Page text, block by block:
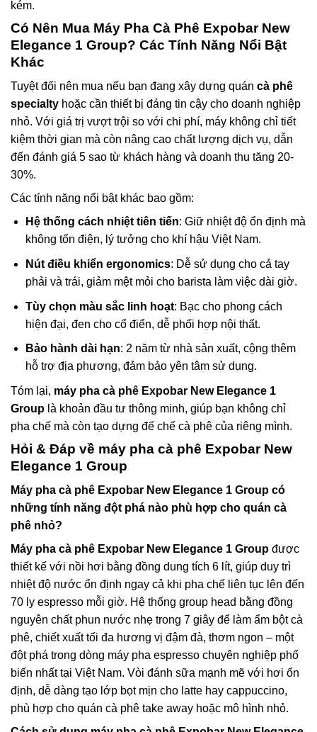
kém.
Có Nên Mua Máy Pha Cà Phê Expobar New
Elegance 1 Group? Các Tính Năng Nổi Bật
Khác
Tuyệt đối nên mua nếu bạn đang xây dựng quán cà phê
specialty hoặc cần thiết bị đáng tin cậy cho doanh nghiệp
nhỏ. Với giá trị vượt trội so với chi phí, máy không chỉ tiết
kiệm thời gian mà còn nâng cao chất lượng dịch vụ, dẫn
đến đánh giá 5 sao từ khách hàng và doanh thu tăng 20-
30%.
Các tính năng nổi bật khác bao gồm:
Hệ thống cách nhiệt tiên tiến: Giữ nhiệt độ ổn định mà
không tốn điện, lý tưởng cho khí hậu Việt Nam.
Nút điều khiển ergonomics: Dễ sử dụng cho cả tay
phải và trái, giảm mệt mỏi cho barista làm việc dài giờ.
Tùy chọn màu sắc linh hoạt: Bạc cho phong cách
hiện đại, đen cho cổ điển, dễ phối hợp nội thất.
Bảo hành dài hạn: 2 năm từ nhà sản xuất, cộng thêm
hỗ trợ địa phương, đảm bảo yên tâm sử dụng.
Tóm lại, máy pha cà phê Expobar New Elegance 1
Group là khoản đầu tư thông minh, giúp bạn không chỉ
pha chế mà còn tạo dựng đế chế cà phê của riêng mình.
Hỏi & Đáp về máy pha cà phê Expobar New
Elegance 1 Group
Máy pha cà phê Expobar New Elegance 1 Group có
những tính năng đột phá nào phù hợp cho quán cà
phê nhỏ?
Máy pha cà phê Expobar New Elegance 1 Group được
thiết kế với nồi hơi bằng đồng dung tích 6 lít, giúp duy trì
nhiệt độ nước ổn định ngay cả khi pha chế liên tục lên đến
70 ly espresso mỗi giờ. Hệ thống group head bằng đồng
nguyên chất phun nước nhẹ trong 7 giây để làm ẩm bột cà
phê, chiết xuất tối đa hương vị đậm đà, thơm ngon – một
đột phá trong dòng máy pha espresso chuyên nghiệp phổ
biến nhất tại Việt Nam. Vòi đánh sữa mạnh mẽ với hơi ổn
định, dễ dàng tạo lớp bọt mịn cho latte hay cappuccino,
phù hợp cho quán cà phê take away hoặc mô hình nhỏ.